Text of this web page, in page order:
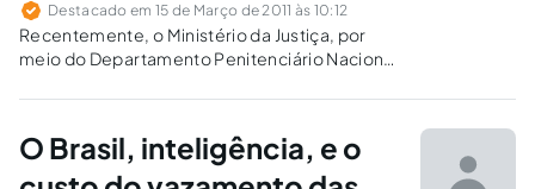
Destacado em 15 de Março de 2011 às 10:12
Recentemente, o Ministério da Justiça, por
meio do Departamento Penitenciário Nacional
Integrado de Informações Penitenciárias),
alarmantes – como se faz nos meados de
todos os anos. Trata-se…
O Brasil, inteligência, e o